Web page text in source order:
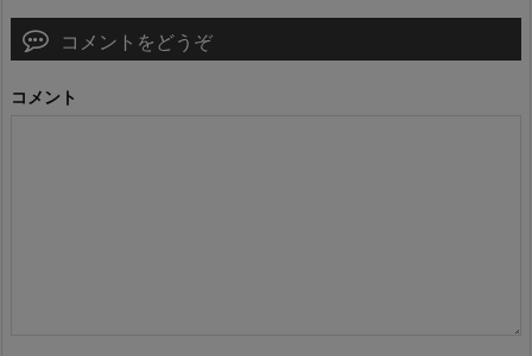
コメントをどうぞ
コメント